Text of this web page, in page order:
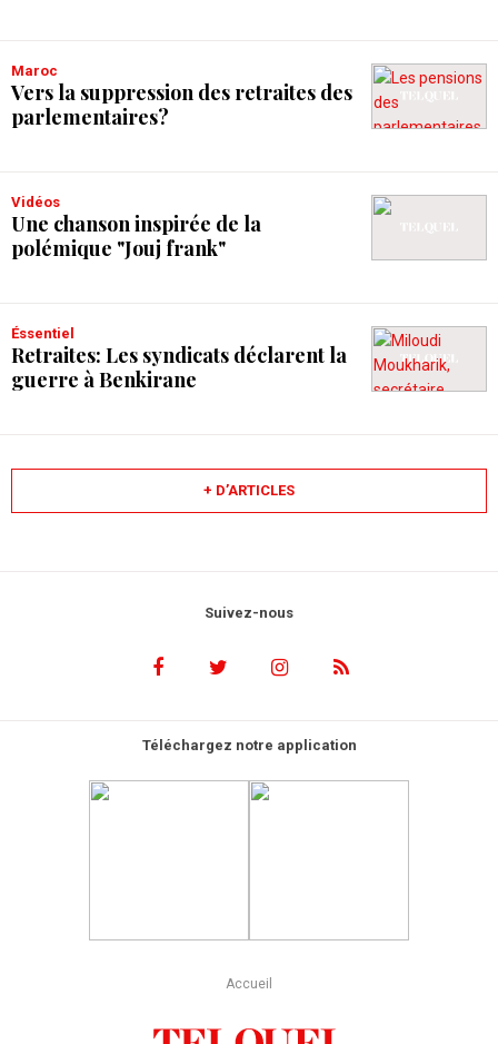
Maroc
Vers la suppression des retraites des
parlementaires?
Vidéos
Une chanson inspirée de la
polémique "Jouj frank"
Éssentiel
Retraites: Les syndicats déclarent la
guerre à Benkirane
+ D’ARTICLES
Suivez-nous
Téléchargez notre application
Accueil